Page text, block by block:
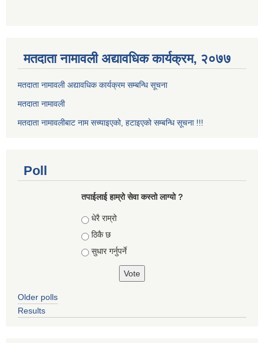
मतदाता नामावली अद्यावधिक कार्यक्रम, २०७७
मतदाता नामावली अद्यावधिक कार्यक्रम सम्बन्धि सूचना
मतदाता नामावली
मतदाता नामावलीबाट नाम सच्याइएको, हटाइएको सम्बन्धि सूचना !!!
Poll
तपाईलाई हाम्रो सेवा कस्तो लाग्यो ?
Choices
धेरै राम्रो
ठिकै छ
सुधार गर्नुपर्ने
Older polls
Results